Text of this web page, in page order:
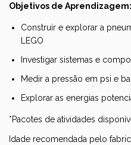
​Objetivos de Aprendizagem:
Construir e explorar a
LEGO
Investigar sistemas e
Medir a pressão em psi e
Explorar as energias
*Pacotes de atividades
Idade recomendada pelo